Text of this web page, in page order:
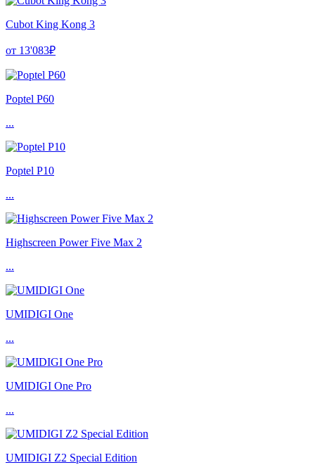
Cubot King Kong 3
от 13'083₽
Poptel P60
...
Poptel P10
...
Highscreen Power Five Max 2
...
UMIDIGI One
...
UMIDIGI One Pro
...
UMIDIGI Z2 Special Edition